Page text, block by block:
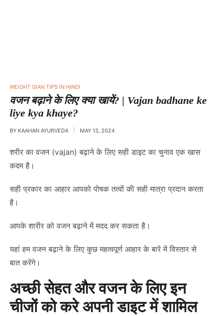
WEIGHT GIAN TIPS IN HINDI
वजन बढ़ाने के लिए क्या खायें? | Vajan badhane ke
liye kya khaye?
BY KAAHAN AYURVEDA MAY 13, 2024
शरीर का वजन (vajan) बढ़ाने के लिए सही डाइट का चुनाव एक खास
कदम है।
सही प्रकार का आहार आपको पोषक तत्वों की सही मात्रा प्रदान करता
है।
आपके शारीर को वजन बढ़ाने में मदद कर सकता है।
यहां हम वजन बढ़ाने के लिए कुछ महत्वपूर्ण आहार के बारे में विस्तार से
बात करेंगे।
अच्छी सेहत और वजन के लिए इन
चीजों को करे अपनी डाइट में शामिल